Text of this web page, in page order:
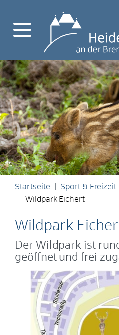
Startseite Sport & Freizeit
Wildpark Eichert
Wildpark
Der Wildpark ist
geöffnet und frei